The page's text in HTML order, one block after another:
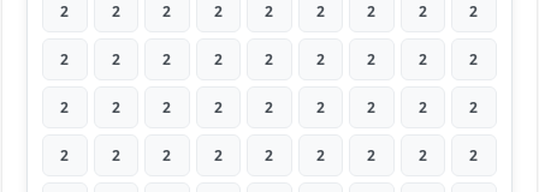
2 2 2 2 2 2 2 2 2
2 2 2 2 2 2 2 2 2
2 2 2 2 2 2 2 2 2
2 2 2 2 2 2 2 2 2